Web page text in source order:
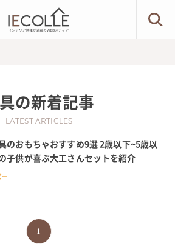
の新着記事
LATEST ARTICLES
のおもちゃおすすめ9選 2歳以下~5歳以
子供が喜ぶ大工さんセットを紹介
ー
1